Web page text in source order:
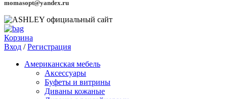
momasopt@yandex.ru
Корзина
Вход /Регистрация
Американская мебель
Аксессуары
Буфеты и витрины
Диваны кожаные